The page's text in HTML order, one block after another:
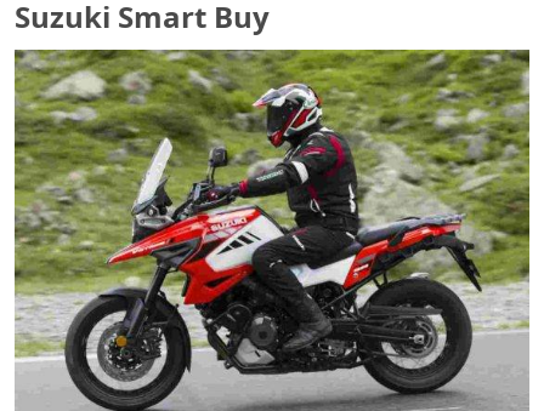
Suzuki Smart Buy